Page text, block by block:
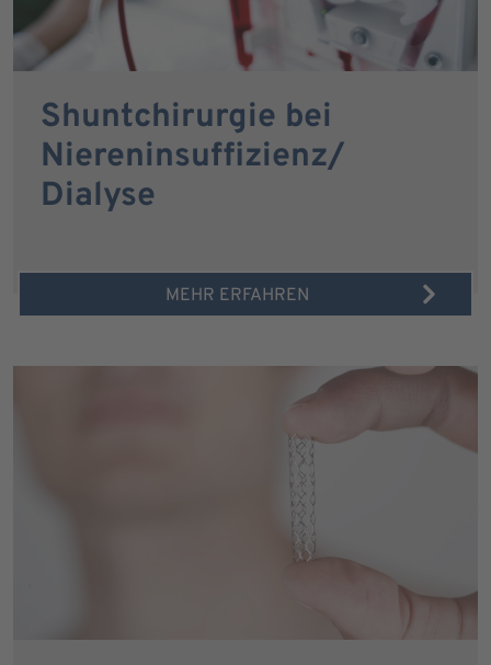
Shuntchirurgie bei
Niereninsuffizienz/
Dialyse
MEHR ERFAHREN